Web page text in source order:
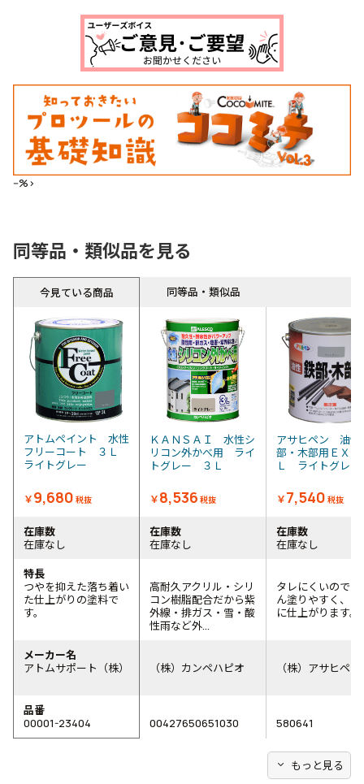
--%>
同等品・類似品を見る
今見ている商品 同等品・類似品
アトムペイント 水性
フリーコート ３Ｌ
ライトグレー
￥9,680 税抜
ＫＡＮＳＡＩ 水性シ
リコン外かべ用 ライ
トグレー ３Ｌ
￥8,536 税抜
アサヒペン 油性
部・木部用ＥＸ
Ｌ ライトグレ
￥7,540 税抜
在庫数
在庫なし
在庫数
在庫なし
在庫数
在庫なし
特長
つやを抑えた落ち着い
た仕上がりの塗料で
す。
高耐久アクリル・シリ
コン樹脂配合だから紫
外線・排ガス・雪・酸
性雨など外...
タレにくいのでた
ん塗りやすく、き
に仕上がります。
メーカー名
アトムサポート（株）
（株）カンペハピオ （株）アサヒペン
品番
00001-23404
00427650651030 580641
expand_more もっと見る